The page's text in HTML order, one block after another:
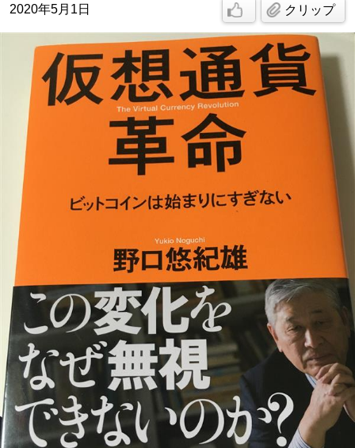
2020年5月1日 クリップ